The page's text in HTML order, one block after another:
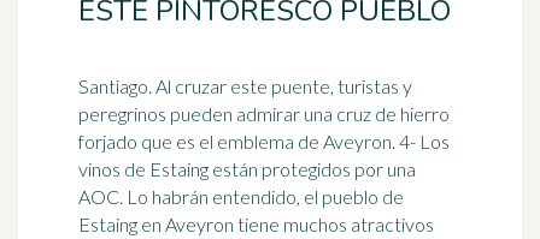
ESTE PINTORESCO PUEBLO
Santiago. Al cruzar este puente, turistas y
peregrinos pueden admirar una cruz de hierro
forjado que es el emblema de Aveyron. 4- Los
vinos de Estaing están protegidos por una
AOC. Lo habrán entendido, el pueblo de
Estaing en Aveyron tiene muchos atractivos